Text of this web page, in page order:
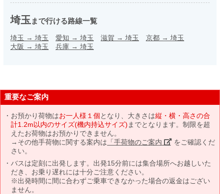
埼玉 まで行ける路線一覧
埼玉 → 埼玉 愛知 → 埼玉 滋賀 → 埼玉 京都 → 埼玉
大阪 → 埼玉 兵庫 → 埼玉
重要なご案内
お預かり荷物はお一人様１個となり、大きさは縦・横・高さの合
計1.2m以内のサイズ(機内持込サイズ) までとなります。制限を超
えたお荷物はお預かりできません。
→その他手荷物に関する案内は 「手荷物のご案内」 をご確認くだ
さい。
バスは定刻に出発します。出発15分前には集合場所へお越しいた
だき、お乗り遅れには十分ご注意ください。
※出発時間に間に合わずご乗車できなかった場合の返金はござい
ません。